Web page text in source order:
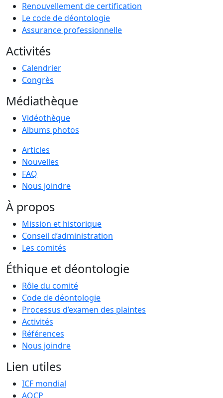
Renouvellement de certification
Le code de déontologie
Assurance professionnelle
Activités
Calendrier
Congrès
Médiathèque
Vidéothèque
Albums photos
Articles
Nouvelles
FAQ
Nous joindre
À propos
Mission et historique
Conseil d’administration
Les comités
Éthique et déontologie
Rôle du comité
Code de déontologie
Processus d’examen des plaintes
Activités
Références
Nous joindre
Lien utiles
ICF mondial
AQCP